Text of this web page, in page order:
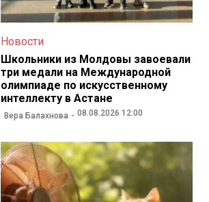
Новости
Школьники из Молдовы завоевали
три медали на Международной
олимпиаде по искусственному
интеллекту в Астане
Вера Балахнова 08.08.2026 12:00